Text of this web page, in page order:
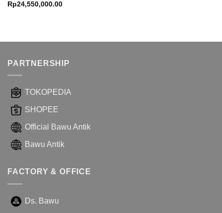
Rp24,550,000.00
PARTNERSHIP
TOKOPEDIA
SHOPEE
Official Bawu Antik
Bawu Antik
FACTORY & OFFICE
Ds. Bawu